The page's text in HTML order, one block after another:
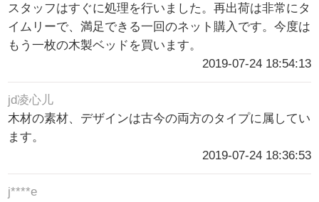
スタッフはすぐに処理を行いました。再出荷は非常にタ
イムリーで、満足できる一回のネット購入です。今度は
もう一枚の木製ベッドを買います。
2019-07-24 18:54:13
jd凌心儿
木材の素材、デザインは古今の両方のタイプに属してい
ます。
2019-07-24 18:36:53
j****e